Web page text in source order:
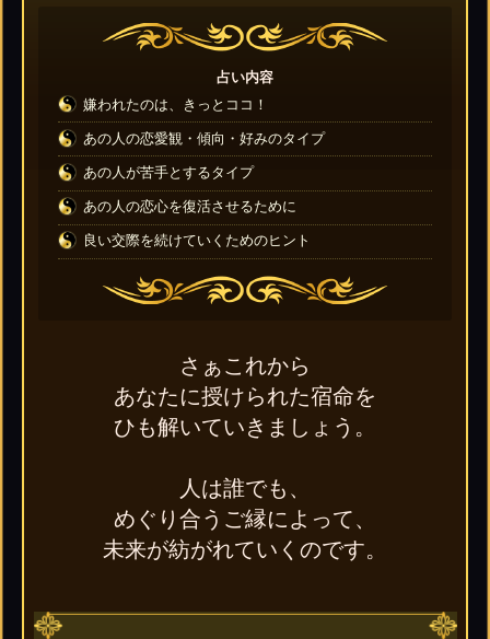
占い内容
嫌われたのは、きっとココ！
あの人の恋愛観・傾向・好みのタイプ
あの人が苦手とするタイプ
あの人の恋心を復活させるために
良い交際を続けていくためのヒント
さぁこれから
あなたに授けられた宿命を
ひも解いていきましょう。
人は誰でも、
めぐり合うご縁によって、
未来が紡がれていくのです。